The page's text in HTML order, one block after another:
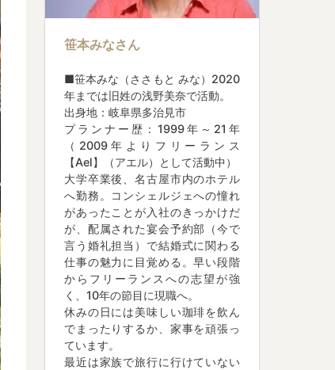
笹本みなさん
■笹本みな（ささもと みな）2020
年までは旧姓の浅野美奈で活動。
出身地：岐阜県多治見市
プランナー歴：1999年～21年
（2009年よりフリーランス
【Ael】（アエル）として活動中）
大学卒業後、名古屋市内のホテル
へ勤務。コンシェルジェへの憧れ
があったことが入社のきっかけだ
が、配属された宴会予約部（今で
言う婚礼担当）で結婚式に関わる
仕事の魅力に目覚める。早い段階
からフリーランスへの志望が強
く、10年の節目に現職へ。
休みの日には美味しい珈琲を飲ん
でまったりするか、家事を頑張っ
ています。
最近は家族で旅行に行けていない